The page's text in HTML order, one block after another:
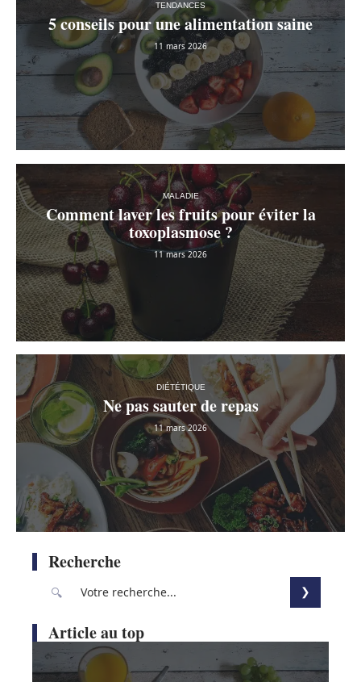
TENDANCES
5 conseils pour une alimentation saine
11 mars 2026
MALADIE
Comment laver les fruits pour éviter la
toxoplasmose ?
11 mars 2026
DIÉTÉTIQUE
Ne pas sauter de repas
11 mars 2026
Recherche
Article au top